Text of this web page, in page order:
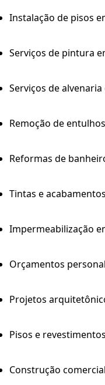
Instalação de pisos
Serviços de pintura
Serviços de alvenaria
Remoção de
Reformas de
Tintas e
Impermeabilização
Orçamentos
Projetos
Pisos e
Construção